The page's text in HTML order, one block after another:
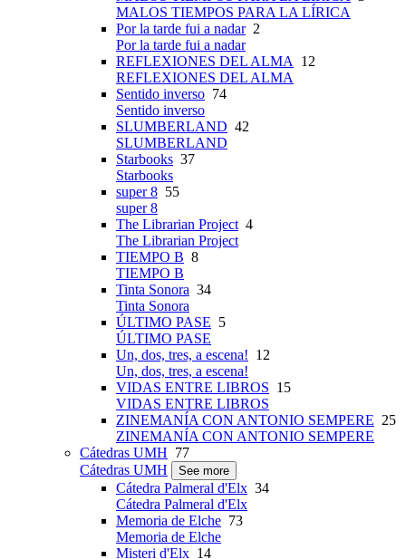
MALOS TIEMPOS PARA LA LÍRICA
Por la tarde fui a nadar2
Por la tarde fui a nadar
REFLEXIONES DEL ALMA
12
REFLEXIONES DEL ALMA
Sentido inverso 74
Sentido inverso
SLUMBERLAND 42
SLUMBERLAND
Starbooks 37
Starbooks
super 8 55
super 8
The Librarian Project 4
The Librarian Project
TIEMPO B 8
TIEMPO B
Tinta Sonora 34
Tinta Sonora
ÚLTIMO PASE 5
ÚLTIMO PASE
Un, dos, tres, a escena! 12
Un, dos, tres, a escena!
VIDAS ENTRE LIBROS 15
VIDAS ENTRE LIBROS
ZINEMANÍA CON ANTONIO SEMPERE 25
ZINEMANÍA CON ANTONIO SEMPERE
Cátedras UMH 77
Cátedras UMH
See more
Cátedra Palmeral d'Elx 34
Cátedra Palmeral d'Elx
Memoria de Elche 73
Memoria de Elche
Misteri d'Elx 14